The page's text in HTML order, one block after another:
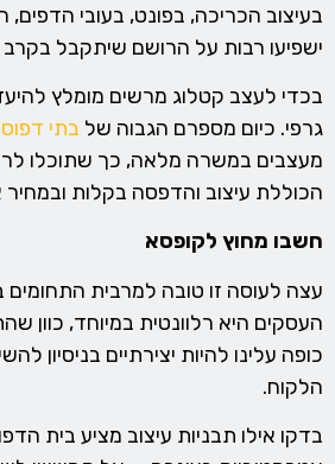
בעיצוב הכריכה, בפונט, בעובי הדפים,
ישפיעו רבות על הרושם שיתקבל בקרב
בכדי לעצב קטלוג מרשים מומלץ
גרפי. כיום מספרם הגבוה של בתי דפוס
מעצבים במשרה מלאה, כך שתוכלו
הכוללת עיצוב והדפסה בקלות ובמחיר
חשבו מחוץ לקופסא
עצה לעוסה זו טובה למרבית התחומים
העסקים היא רלוונטית במיוחד, כוון
כופה עלינו להיות יצירתיים בניסיון
הלקוח.
בדקו אילו תבניות עיצוב מציע בית